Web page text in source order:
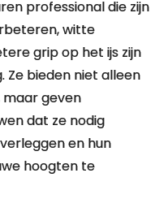
professional die zijn
witte
grip op het ijs zijn
Ze bieden niet alleen
geven
dat ze nodig
en hun
hoogten te